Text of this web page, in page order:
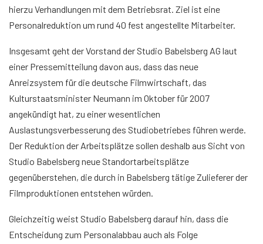
hierzu Verhandlungen mit dem Betriebsrat. Ziel ist eine
Personalreduktion um rund 40 fest angestellte Mitarbeiter.
Insgesamt geht der Vorstand der Studio Babelsberg AG laut
einer Pressemitteilung davon aus, dass das neue
Anreizsystem für die deutsche Filmwirtschaft, das
Kulturstaatsminister Neumann im Oktober für 2007
angekündigt hat, zu einer wesentlichen
Auslastungsverbesserung des Studiobetriebes führen werde.
Der Reduktion der Arbeitsplätze sollen deshalb aus Sicht von
Studio Babelsberg neue Standortarbeitsplätze
gegenüberstehen, die durch in Babelsberg tätige Zulieferer der
Filmproduktionen entstehen würden.
Gleichzeitig weist Studio Babelsberg darauf hin, dass die
Entscheidung zum Personalabbau auch als Folge